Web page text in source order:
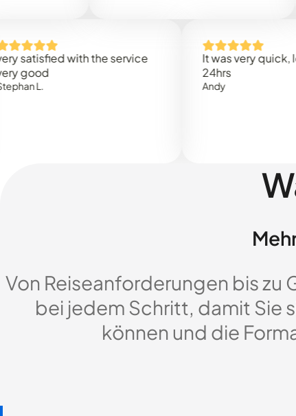
with the service
It was very quick, less
Von Reiseanforderungen bis zu
bei jedem Schritt, damit Sie
können und die